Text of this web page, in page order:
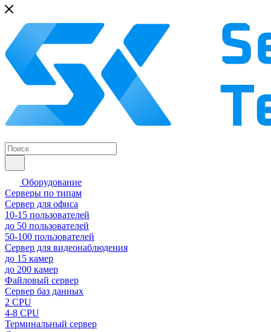
Оборудование
Серверы по типам
Сервер для офиса
10-15 пользователей
до 50 пользователей
50-100 пользователей
Сервер для видеонаблюдения
до 15 камер
до 200 камер
Файловый сервер
Сервер баз данных
2 CPU
4-8 CPU
Терминальный сервер